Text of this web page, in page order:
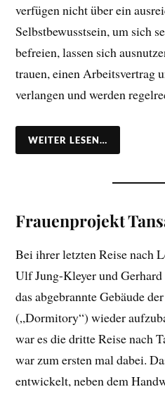
verfügen nicht über ein
Selbstbewusstsein, um sich
befreien, lassen sich
trauen, einen Arbeitsvertrag
verlangen und werden
WEITER LESEN…
Frauenprojekt
Bei ihrer letzten Reise nach
Ulf Jung-Kleyer und
das abgebrannte Gebäude
(„Dormitory“) wieder
war es die dritte Reise nach
war zum ersten mal dabei.
entwickelt, neben dem